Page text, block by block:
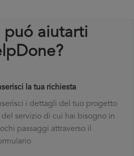
puó aiutarti
la tua richiesta
i dettagli del tuo progetto
del servizio di cui hai bisogno in
passaggi attraverso il